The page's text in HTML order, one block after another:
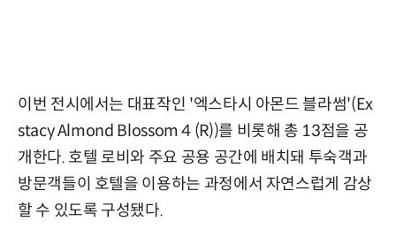
이번 전시에서는 대표작인 '엑스타시 아몬드 블라썸'(Ex
stacy Almond Blossom 4 (R))를 비롯해 총 13점을 공
개한다. 호텔 로비와 주요 공용 공간에 배치돼 투숙객과
방문객들이 호텔을 이용하는 과정에서 자연스럽게 감상
할 수 있도록 구성됐다.